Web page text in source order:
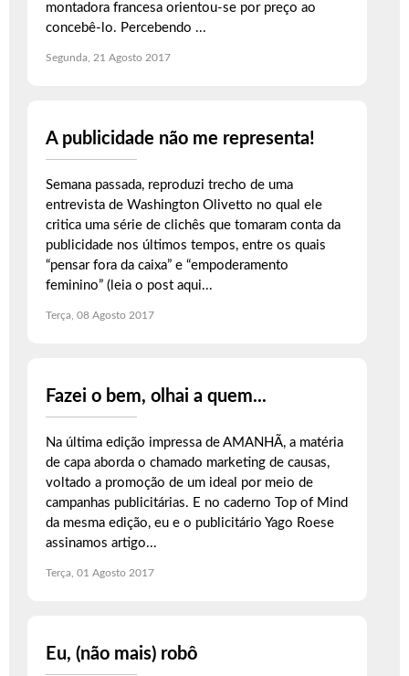
montadora francesa orientou-se por preço ao
concebê-lo. Percebendo ...
Segunda, 21 Agosto 2017
A publicidade não me representa!
Semana passada, reproduzi trecho de uma
entrevista de Washington Olivetto no qual ele
critica uma série de clichês que tomaram conta da
publicidade nos últimos tempos, entre os quais
“pensar fora da caixa” e “empoderamento
feminino” (leia o post aqui...
Terça, 08 Agosto 2017
Fazei o bem, olhai a quem...
Na última edição impressa de AMANHÃ, a matéria
de capa aborda o chamado marketing de causas,
voltado a promoção de um ideal por meio de
campanhas publicitárias. E no caderno Top of Mind
da mesma edição, eu e o publicitário Yago Roese
assinamos artigo...
Terça, 01 Agosto 2017
Eu, (não mais) robô